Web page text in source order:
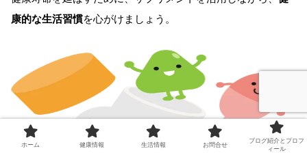
康的な生活習慣を心がけましょう。
ホーム 健康情報 生活情報 お問合せ
ブログ紹介とプロフ
ィール